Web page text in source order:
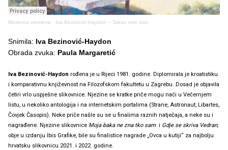
Moderna vremena · Iva Bezinović-Haydon – Takav neki dan
Snimila: Iva Bezinović-Haydon
Obrada zvuka: Paula Margaretić
Iva Bezinović-Haydon rođena je u Rijeci 1981. godine. Diplomirala je kroatistiku
i komparativnu književnost na Filozofskom fakultetu u Zagrebu. Dosad je objavila
četiri vrlo uspješne slikovnice. Njezine se kratke priče mogu naći u Večernjem
listu, u nekoliko antologija i na internetskim portalima (Strane, Astronaut, Libartes,
Čovjek Časopis). Neke priče našle su se u finalima raznih natječaja, a neke su i
nagrađene. Njezine slikovnice Moja baka ne zna tko sam i Gdje se skriva Vedran,
obje u izdanju Ibis Grafike, bile su finalistice nagrade „Ovca u kutiji“ za najbolju
hrvatsku slikovnicu 2021. i 2022. godine.